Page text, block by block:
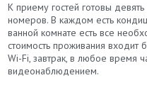
К приему гостей готовы
номеров. В каждом есть
ванной комнате есть все
стоимость проживания входит
Wi-Fi, завтрак, в любое время
видеонаблюдением.